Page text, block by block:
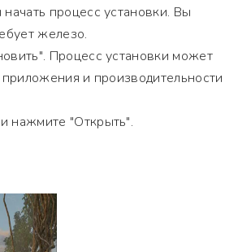
процесс установки. Вы
железо.
Процесс установки может
и производительности
нажмите "Открыть".